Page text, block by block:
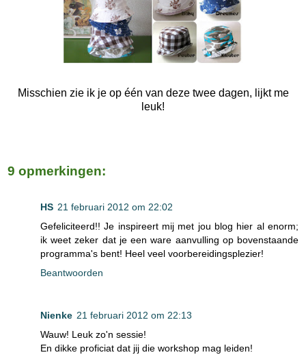
Misschien zie ik je op één van deze twee dagen, lijkt me
leuk!
9 opmerkingen:
HS 21 februari 2012 om 22:02
Gefeliciteerd!! Je inspireert mij met jou blog hier al enorm;
ik weet zeker dat je een ware aanvulling op bovenstaande
programma's bent! Heel veel voorbereidingsplezier!
Beantwoorden
Nienke 21 februari 2012 om 22:13
Wauw! Leuk zo'n sessie!
En dikke proficiat dat jij die workshop mag leiden!